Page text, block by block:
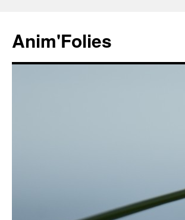
Anim'Folies